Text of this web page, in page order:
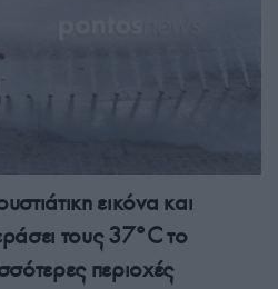
εικόνα και
τους 37°C το
περιοχές